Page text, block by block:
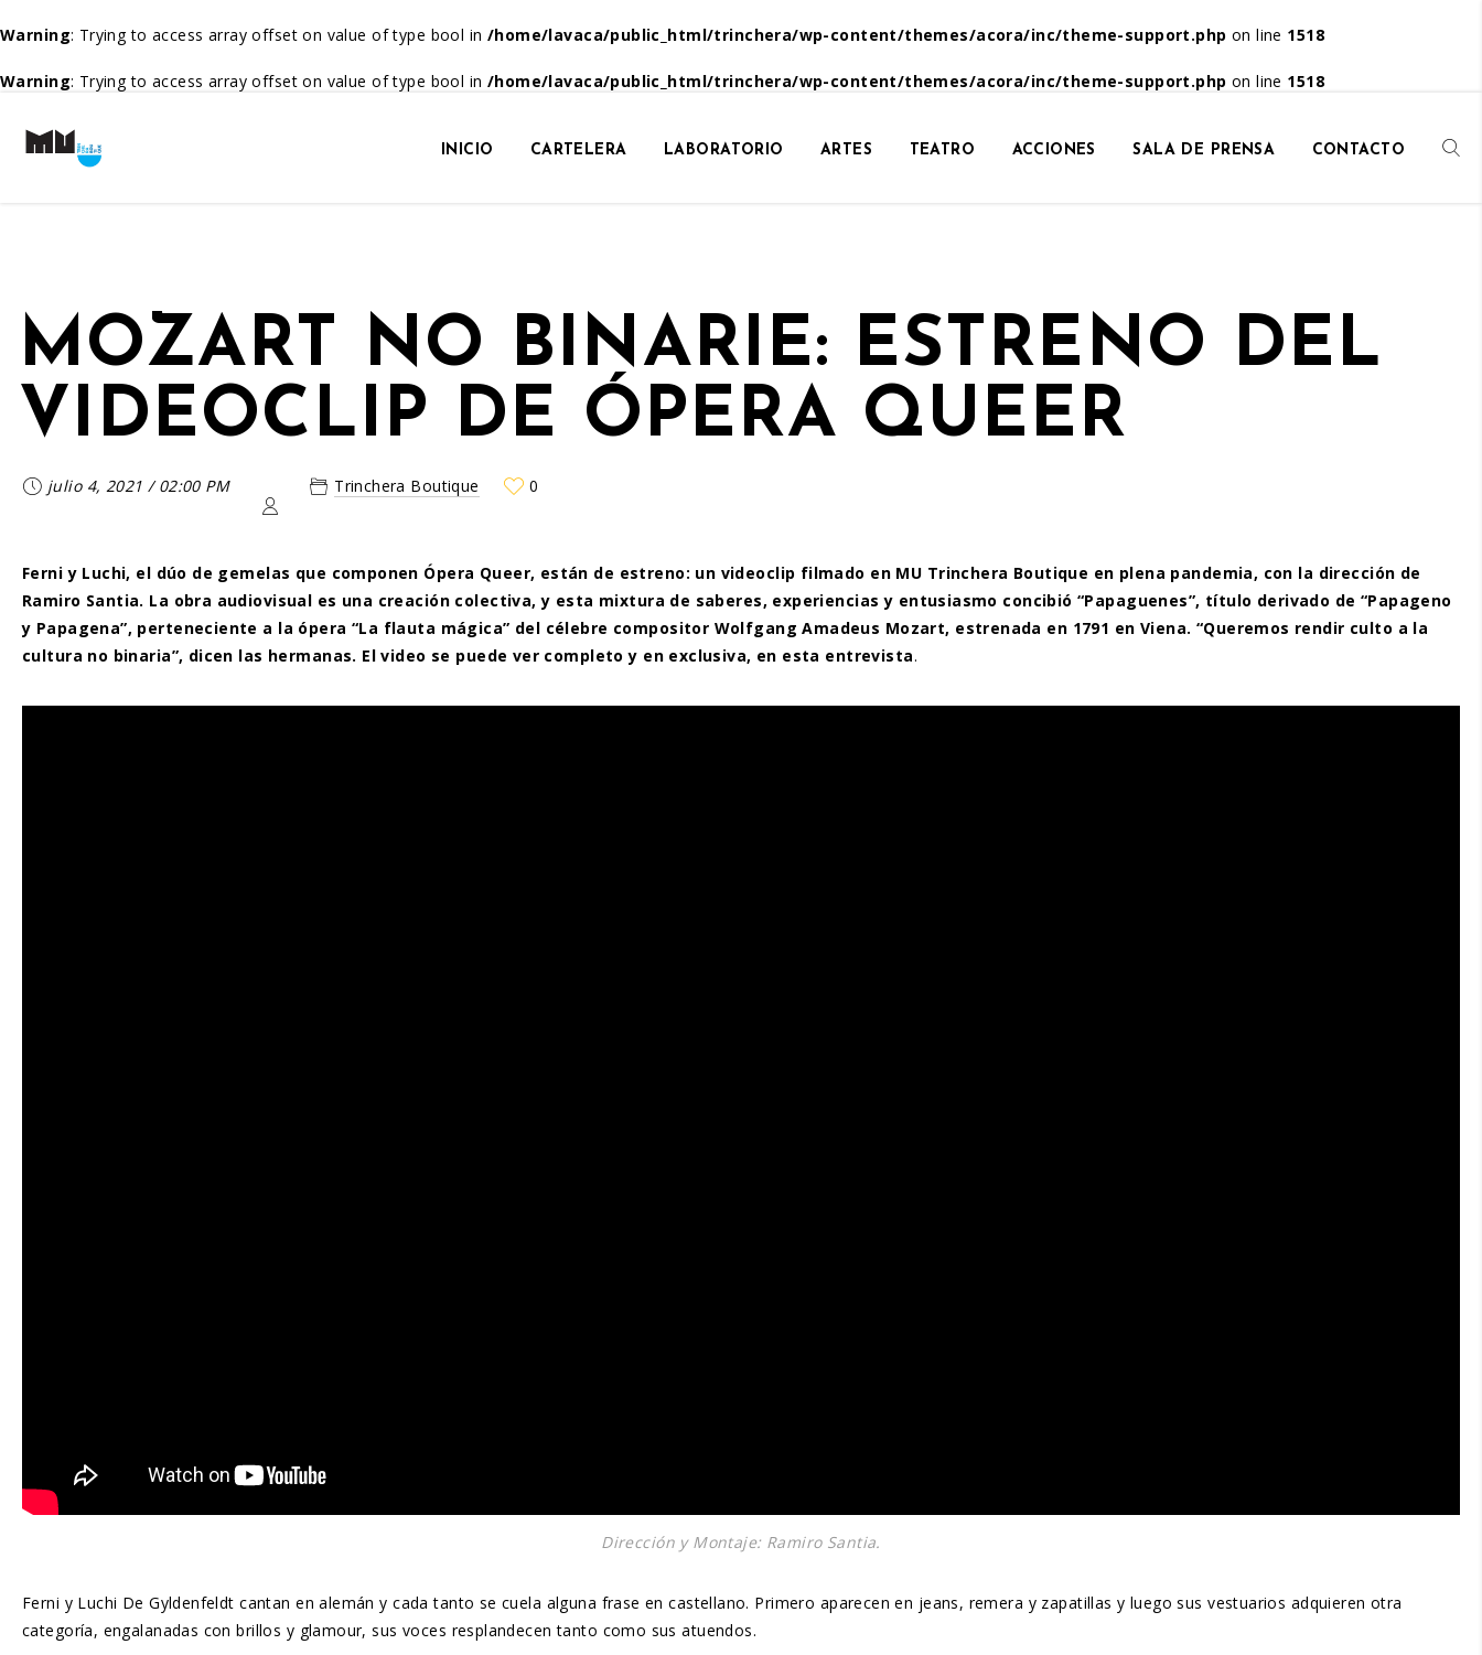
Warning: Trying to access array offset on value of type bool in /home/lavaca/public_html/trinchera/wp-content/themes/acora/inc/theme-support.php on line 1518
Warning: Trying to access array offset on value of type bool in /home/lavaca/public_html/trinchera/wp-content/themes/acora/inc/theme-support.php on line 1518
INICIO CARTELERA LABORATORIO ARTES TEATRO ACCIONES SALA DE PRENSA CONTACTO
MOZART NO BINARIE: ESTRENO DEL
VIDEOCLIP DE ÓPERA QUEER
julio 4, 2021 /02:00 PM Trinchera Boutique 0
Ferni y Luchi, el dúo de gemelas que componen Ópera Queer, están de estreno: un videoclip filmado en MU Trinchera Boutique en plena pandemia, con la dirección de
Ramiro Santia. La obra audiovisual es una creación colectiva, y esta mixtura de saberes, experiencias y entusiasmo concibió “Papaguenes”, título derivado de “Papageno
y Papagena”, perteneciente a la ópera “La flauta mágica” del célebre compositor Wolfgang Amadeus Mozart, estrenada en 1791 en Viena. “Queremos rendir culto a la
cultura no binaria”, dicen las hermanas. El video se puede ver completo y en exclusiva, en esta entrevista.
Dirección y Montaje: Ramiro Santia.
Ferni y Luchi De Gyldenfeldt cantan en alemán y cada tanto se cuela alguna frase en castellano. Primero aparecen en jeans, remera y zapatillas y luego sus vestuarios adquieren otra
categoría, engalanadas con brillos y glamour, sus voces resplandecen tanto como sus atuendos.